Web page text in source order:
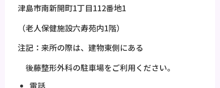
津島市南新開町1丁目112番地1
（老人保健施設六寿苑内1階）
注記：来所の際は、建物東側にある
後藤整形外科の駐車場をご利用ください。